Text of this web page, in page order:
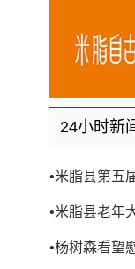
24小时新
•米脂县第五
•米脂县老年
•杨树森看望